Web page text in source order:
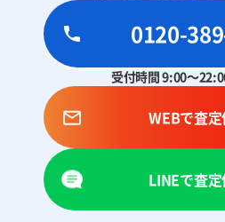
0120-
受付時間 9:00～
WEBで査
LINEで査